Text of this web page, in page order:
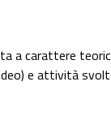
a carattere
e attività